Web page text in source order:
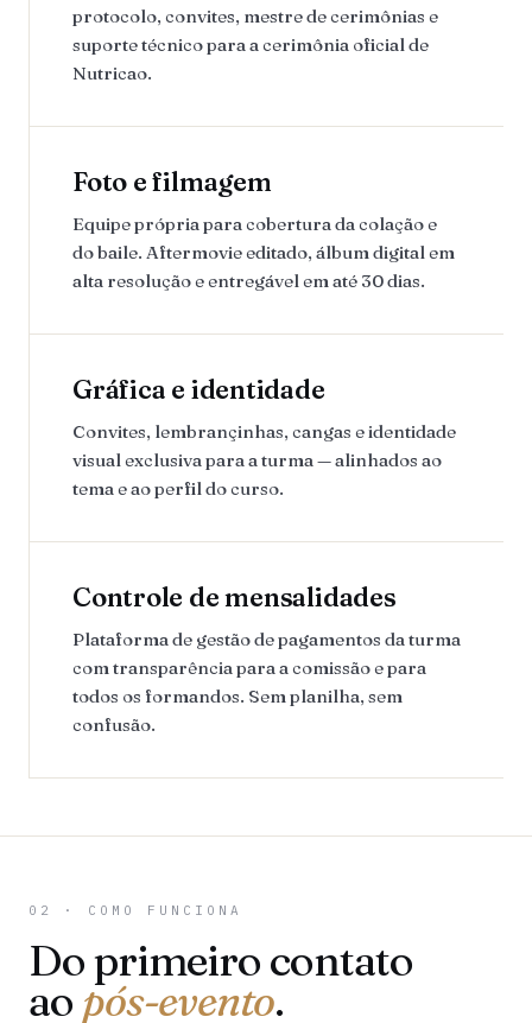
protocolo, convites, mestre de cerimônias e
suporte técnico para a cerimônia oficial de
Nutricao.
Foto e filmagem
Equipe própria para cobertura da colação e
do baile. Aftermovie editado, álbum digital em
alta resolução e entregável em até 30 dias.
Gráfica e identidade
Convites, lembrançinhas, cangas e identidade
visual exclusiva para a turma — alinhados ao
tema e ao perfil do curso.
Controle de mensalidades
Plataforma de gestão de pagamentos da turma
com transparência para a comissão e para
todos os formandos. Sem planilha, sem
confusão.
02 · COMO FUNCIONA
Do primeiro contato
ao pós-evento.